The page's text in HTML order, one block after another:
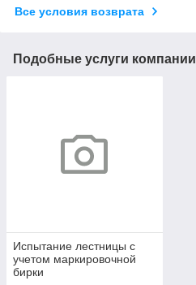
Все условия возврата
Подобные услуги компании
Испытание лестницы с
учетом маркировочной
бирки